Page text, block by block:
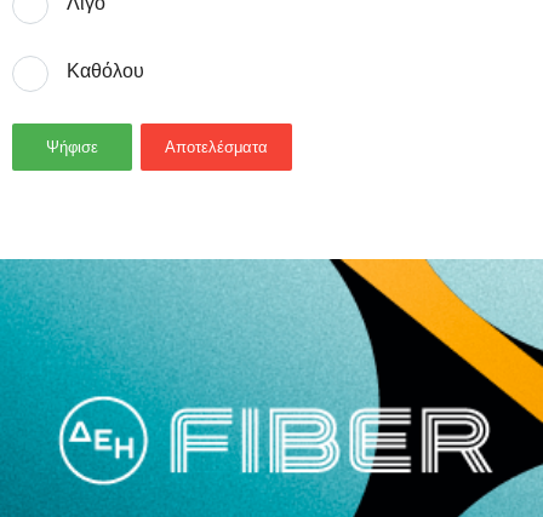
Καθόλου
Ψήφισε Αποτελέσματα
- Advertisement -